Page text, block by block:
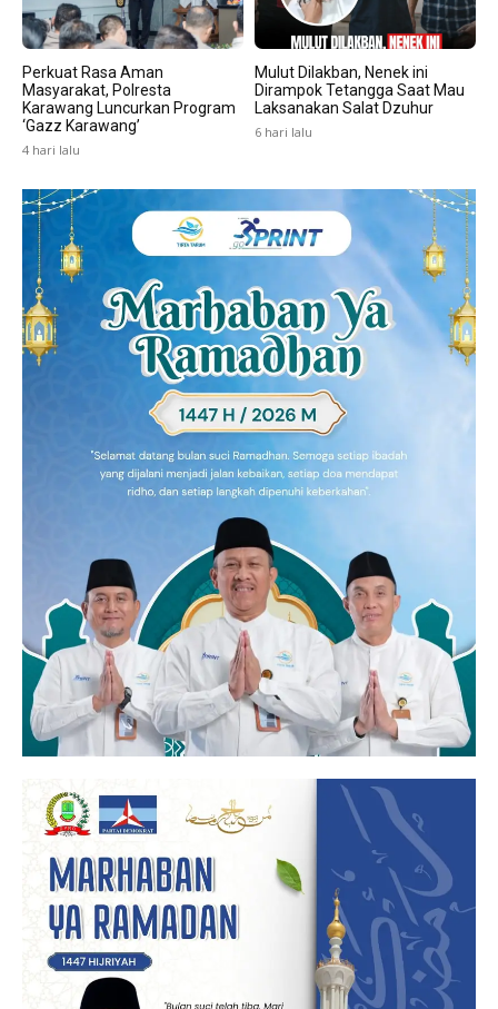
Perkuat Rasa Aman
Masyarakat, Polresta
Karawang Luncurkan Program
‘Gazz Karawang’
4 hari lalu
Mulut Dilakban, Nenek ini
Dirampok Tetangga Saat Mau
Laksanakan Salat Dzuhur
6 hari lalu